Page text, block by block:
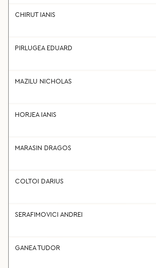
CHIRUT IANIS
PIRLUGEA EDUARD
MAZILU NICHOLAS
HORJEA IANIS
MARASIN DRAGOS
COLTOI DARIUS
SERAFIMOVICI ANDREI
GANEA TUDOR